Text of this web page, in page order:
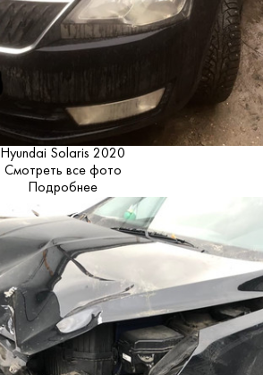
Hyundai Solaris 2020
Смотреть все фото
Подробнее